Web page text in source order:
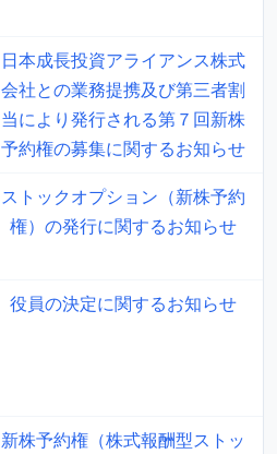
日本成長投資アライアンス株式
会社との業務提携及び第三者割
当により発行される第７回新株
予約権の募集に関するお知らせ
ストックオプション（新株予約
権）の発行に関するお知らせ
役員の決定に関するお知らせ
新株予約権（株式報酬型ストッ